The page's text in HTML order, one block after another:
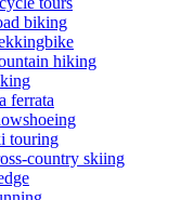
biking
hiking
ferrata
touring
country skiing